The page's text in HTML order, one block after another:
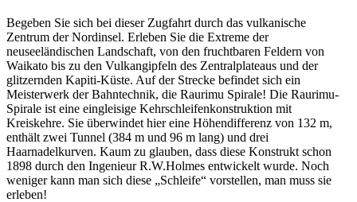
Begeben Sie sich bei dieser Zugfahrt durch das vulkanische
Zentrum der Nordinsel. Erleben Sie die Extreme der
neuseeländischen Landschaft, von den fruchtbaren Feldern von
Waikato bis zu den Vulkangipfeln des Zentralplateaus und der
glitzernden Kapiti-Küste. Auf der Strecke befindet sich ein
Meisterwerk der Bahntechnik, die Raurimu Spirale! Die Raurimu-
Spirale ist eine eingleisige Kehrschleifenkonstruktion mit
Kreiskehre. Sie überwindet hier eine Höhendifferenz von 132 m,
enthält zwei Tunnel (384 m und 96 m lang) und drei
Haarnadelkurven. Kaum zu glauben, dass diese Konstrukt schon
1898 durch den Ingenieur R.W.Holmes entwickelt wurde. Noch
weniger kann man sich diese „Schleife“ vorstellen, man muss sie
erleben!